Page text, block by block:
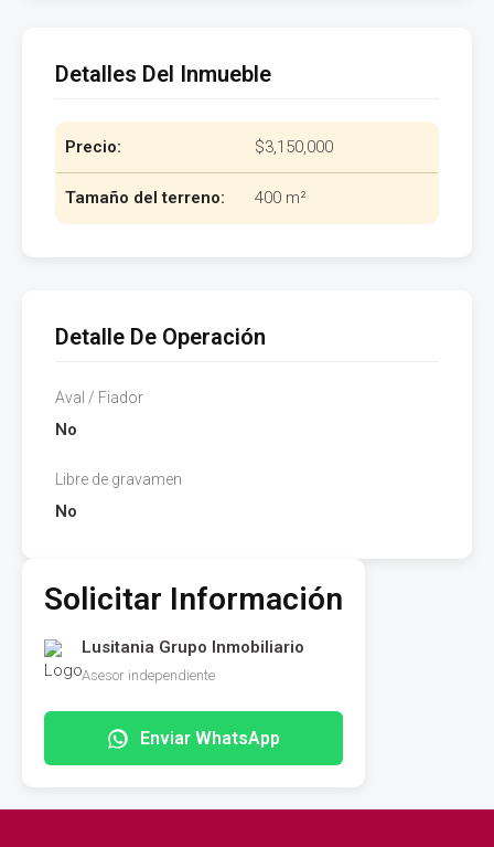
Detalles Del Inmueble
Precio: $3,150,000
Tamaño del terreno: 400 m²
Detalle De Operación
Aval / Fiador
No
Libre de gravamen
No
Solicitar Información
Lusitania Grupo Inmobiliario
Asesor independiente
Enviar WhatsApp